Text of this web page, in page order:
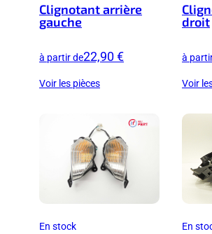
Clignotant arrière
gauche
à partir de22,90 €
Voir les pièces
droit
à
Voir
En stock En